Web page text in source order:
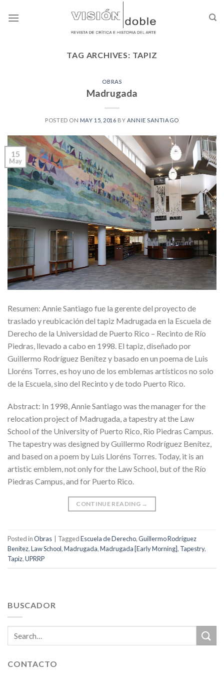
TAG ARCHIVES: TAPIZ
OBRAS
Madrugada
POSTED ON MAY 15, 2016 BY ANNIE SANTIAGO
15
May
Resumen: Annie Santiago fue la gerente del proyecto de
traslado y reubicación del tapiz Madrugada en la Escuela de
Derecho de la Universidad de Puerto Rico – Recinto de Río
Piedras, llevado a cabo en 1998. El tapiz, diseñado por
Guillermo Rodríguez Benítez y basado en un poema de Luis
Lloréns Torres, es hoy uno de los emblemas artísticos no solo
de la Escuela, sino del Recinto y de todo Puerto Rico.
Abstract: In 1998, Annie Santiago was the manager for the
relocation project of Madrugada, a tapestry at the Law
School of the University of Puerto Rico, Rio Piedras Campus.
The tapestry was designed by Guillermo Rodríguez Benítez,
and based on a poem by Luis Lloréns Torres. Today, it is an
artistic emblem, not only for the Law School, but of the Río
Piedras Campus, and for Puerto Rico.
CONTINUE READING →
Posted inObras TaggedEscuela de Derecho,Guillermo Rodríguez
Benítez,Law School,Madrugada,Madrugada [Early Morning], Tapestry,
Tapiz,UPRRP
BUSCADOR
CONTACTO